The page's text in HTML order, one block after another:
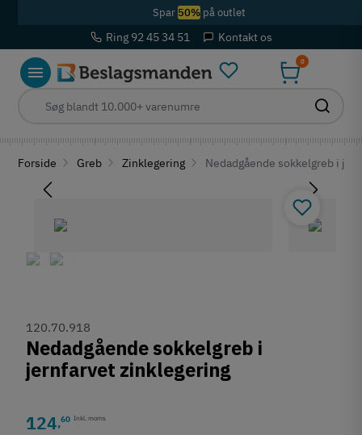
Spar 50%på outlet
Ring 92 45 34 51 Kontakt os
0
Forside Greb Zinklegering Nedadgående sokkelgreb i
120.70.918
Nedadgående sokkelgreb i
jernfarvet zinklegering
124,60 Inkl. moms